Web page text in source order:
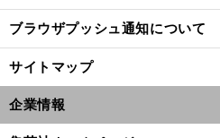
ブラウザプッシュ通知について
サイトマップ
企業情報